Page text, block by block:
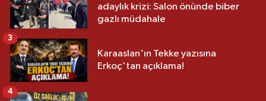
adaylık krizi: Salon önünde biber
gazlı müdahale
Karaaslan'ın Tekke yazısına
Erkoç'tan açıklama!
3
4